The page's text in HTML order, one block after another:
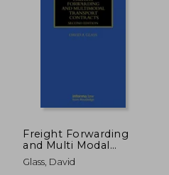
40% $ 354.39
Freight Forwarding
and Multi Modal
Transport Contracts
(en Inglés)
Glass, David